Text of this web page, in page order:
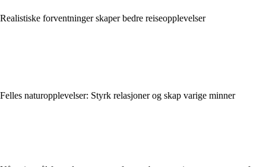
Realistiske forventninger skaper bedre reiseopplevelser
Felles naturopplevelser: Styrk relasjoner og skap varige minner